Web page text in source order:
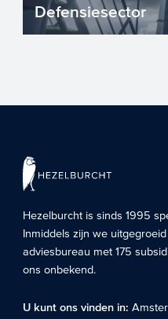
Defensiesector
van Nederland en
Hezelburcht is sinds 1995
Inmiddels zijn we
adviesbureau met 175
ons onbekend.
U kunt ons vinden in: